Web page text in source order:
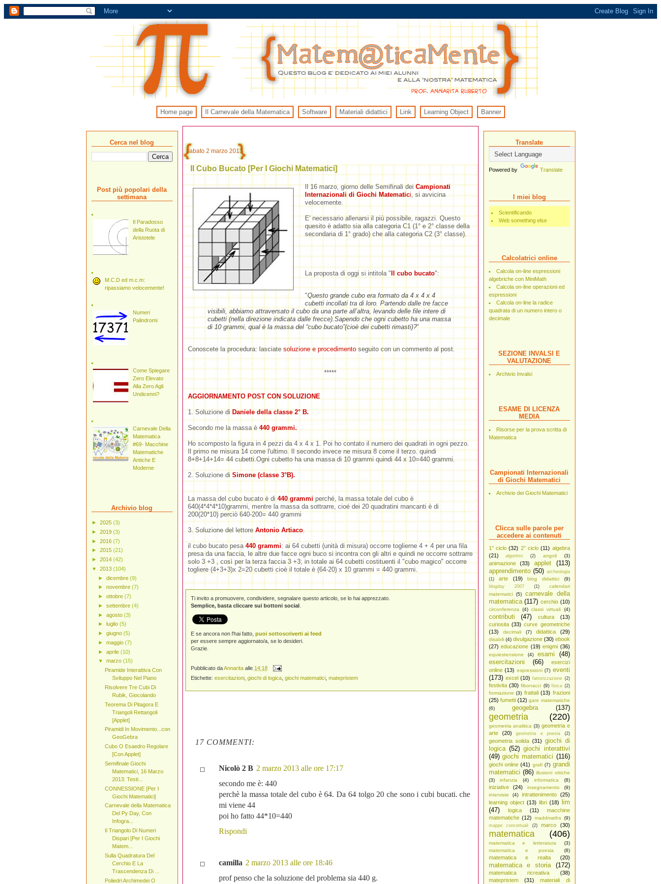
Home page Il Carnevale della Matematica Software Materiali didattici Link Learning Object Banner
Translate
Powered by Translate
I miei blog
Scientificando
Web something else
Calcolatrici online
Calcola on-line espressioni
algebriche con MiniMath
Calcola on-line operazioni ed
espressioni
Calcola on-line la radice
quadrata di un numero intero o
decimale
SEZIONE INVALSI E
VALUTAZIONE
Archivio Invalsi
ESAME DI LICENZA
MEDIA
Risorse per la prova scritta di
Matematica
Campionati Internazionali
di Giochi Matematici
Archivio dei Giochi Matematici
Clicca sulle parole per
accedere ai contenuti
1° ciclo (32) 2° ciclo (11) algebra
(21)
algoritmi (2) angoli (3)
animazione (33) applet
(113)
apprendimento (50) archeologia
(1)
arte (19) blog didattici (9)
blogday 2007 (1)
calendari
matematici
(5)
carnevale della
matematica (117) cerchio (10)
circonferenza (4) classi virtuali (4)
contributi (47) cultura
(13)
curiosita (33) curve geometriche
(13)
decimali (7) didattica (29)
disabili (4) divulgazione (30) ebook
(27) educazione (19) enigmi (36)
equiestensione (4) esami
(48)
esercitazioni
(66)
esercizi
online (13) espressioni (7) eventi
(173) excel (10) fattorizzazione (2)
festivita (30) fibonacci (9) fisica (2)
formazione (3) frattali (13) frazioni
(25) fumetti (12) gare matematiche
(6)
geogebra (137)
geometria (220)
geometria analitica (3) geometria e
arte
(20) geometria e poesia (2)
geometria solida (31) giochi di
logica (52) giochi interattivi
(49) giochi matematici (116)
giochi online (41) grafi (7) grandi
matematici (86) illusioni ottiche
(3)
infanzia (4) informatica (8)
iniziative (24) insegnamento
(9)
interviste
(4) intrattenimento
(25)
learning object (13) libri (18)
lim
(47)
logica (11)
macchine
matematiche (12) maddmaths (9)
mappe concettuali (2) marco (30)
matematica (406)
matematica e letteratura
(3)
matematica e poesia
(8)
matematica e realta (20)
matematica e storia (172)
matematica ricreativa
(38)
matepristem
(31)
materiali di
sabato 2 marzo 2013
Il Cubo Bucato [Per I Giochi Matematici]
Il 16 marzo, giorno delle Semifinali deiCampionati
Internazionali di Giochi Matematici, si avvicina
velocemente.
E' necessario allenarsi il più possibile, ragazzi. Questo
quesito è adatto sia alla categoria C1 (1° e 2° classe della
secondaria di 1° grado) che alla categoria C2 (3° classe).
La proposta di oggi si intitola " Il cubo bucato":
"Questo grande cubo era formato da 4 x 4 x 4
cubetti incollati tra di loro. Partendo dalle tre facce
visibili, abbiamo attraversato il cubo da una parte all’altra, levando delle file intere di
cubetti (nella direzione indicata dalle frecce).Sapendo che ogni cubetto ha una massa
di 10 grammi, qual è la massa del “cubo bucato”(cioè dei cubetti rimasti)?"
Conoscete la procedura: lasciatesoluzione e procedimentoseguito con un commento al post.
*****
AGGIORNAMENTO POST CON SOLUZIONE
1. Soluzione diDaniele della classe 2° B.
Secondo me la massa è440 grammi.
Ho scomposto la figura in 4 pezzi da 4 x 4 x 1. Poi ho contato il numero dei quadrati in ogni pezzo.
Il primo ne misura 14 come l'ultimo. Il secondo invece ne misura 8 come il terzo. quindi
8+8+14+14= 44 cubetti.Ogni cubetto ha una massa di 10 grammi quindi 44 x 10=440 grammi.
2. Soluzione di Simone (classe 3°B).
La massa del cubo bucato è di 440 grammi perché, la massa totale del cubo è
640(4*4*4*10)grammi, mentre la massa da sottrarre, cioé dei 20 quadratini mancanti è di
200(20*10)perciò 640-200= 440 grammi
3. Soluzione del lettoreAntonio Artiaco.
il cubo bucato pesa 440 grammi: ai 64 cubetti (unità di misura) occorre toglierne 4 + 4 per una fila
presa da una faccia, le altre due facce ogni buco si incontra con gli altri e quindi ne occorre sottrarre
solo 3 +3 , così per la terza faccia 3 +3; in totale ai 64 cubetti costituenti il "cubo magico" occorre
togliere (4+3+3)x 2=20 cubetti cioè il totale è (64-20) x 10 grammi = 440 grammi.
Ti invito a promuovere, condividere, segnalare questo articolo, se lo hai apprezzato.
Semplice, basta cliccare sui bottoni social.
E se ancora non l'hai fatto, puoi sottoscriverti ai feed
per essere sempre aggiornato/a, se lo desideri.
Grazie.
Pubblicato daAnnarita alle 14:18
Etichette: esercitazioni, giochi di logica, giochi matematici, matepristem
17 COMMENTI:
Nicolò 2 B 2 marzo 2013 alle ore 17:17
secondo me è: 440
perchè la massa totale del cubo è 64. Da 64 tolgo 20 che sono i cubi bucati. che
mi viene 44
poi ho fatto 44*10=440
Rispondi
camilla 2 marzo 2013 alle ore 18:46
prof penso che la soluzione del problema sia 440 g.
Cerca nel blog
Post più popolari della
settimana
Il Paradosso
della Ruota di
Aristotele
M.C.D ed m.c.m:
ripassiamo velocemente!
Numeri
Palindromi
Come Spiegare
Zero Elevato
Alla Zero Agli
Undicenni?
Carnevale Della
Matematica
#69- Macchine
Matematiche
Antiche E
Moderne
Archivio blog
► 2025 (3)
► 2019 (3)
► 2016 (7)
► 2015 (21)
► 2014 (42)
▼ 2013 (104)
► dicembre (9)
► novembre (7)
► ottobre (7)
► settembre (4)
► agosto (3)
►
luglio (5)
► giugno (5)
► maggio (7)
► aprile (10)
▼ marzo (15)
Piramide Interattiva Con
Sviluppo Nel Piano
Risolvere Tre Cubi Di
Rubik, Giocolando
Teorema Di Pitagora E
Triangoli Rettangoli
[Applet]
Piramidi In Movimento...con
GeoGebra
Cubo O Esaedro Regolare
[Con Applet]
Semifinale Giochi
Matematici, 16 Marzo
2013: Testi...
CONNESSIONE [Per I
Giochi Matematici]
Carnevale della Matematica
Del Py Day, Con
Infogra...
Il Triangolo Di Numeri
Dispari [Per I Giochi
Matem...
Sulla Quadratura Del
Cerchio E La
Trascendenza Di ...
Poliedri Archimedei O